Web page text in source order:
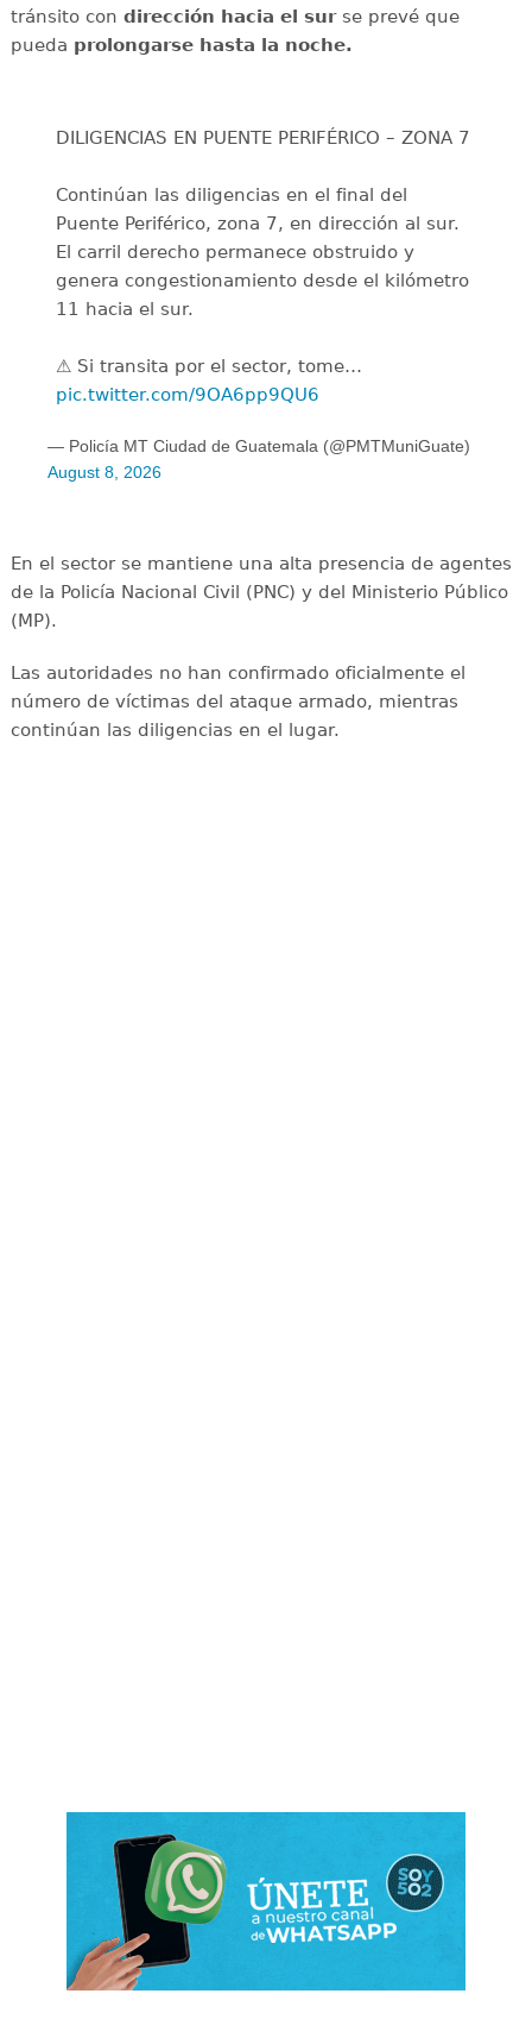
tránsito con dirección hacia el surse prevé que
pueda prolongarse hasta la noche.
DILIGENCIAS EN PUENTE PERIFÉRICO – ZONA 7
Continúan las diligencias en el final del
Puente Periférico, zona 7, en dirección al sur.
El carril derecho permanece obstruido y
genera congestionamiento desde el kilómetro
11 hacia el sur.
⚠️ Si transita por el sector, tome…
pic.twitter.com/9OA6pp9QU6
— Policía MT Ciudad de Guatemala (@PMTMuniGuate)
August 8, 2026
En el sector se mantiene una alta presencia de agentes
de la Policía Nacional Civil (PNC) y del Ministerio Público
(MP).
Las autoridades no han confirmado oficialmente el
número de víctimas del ataque armado, mientras
continúan las diligencias en el lugar.